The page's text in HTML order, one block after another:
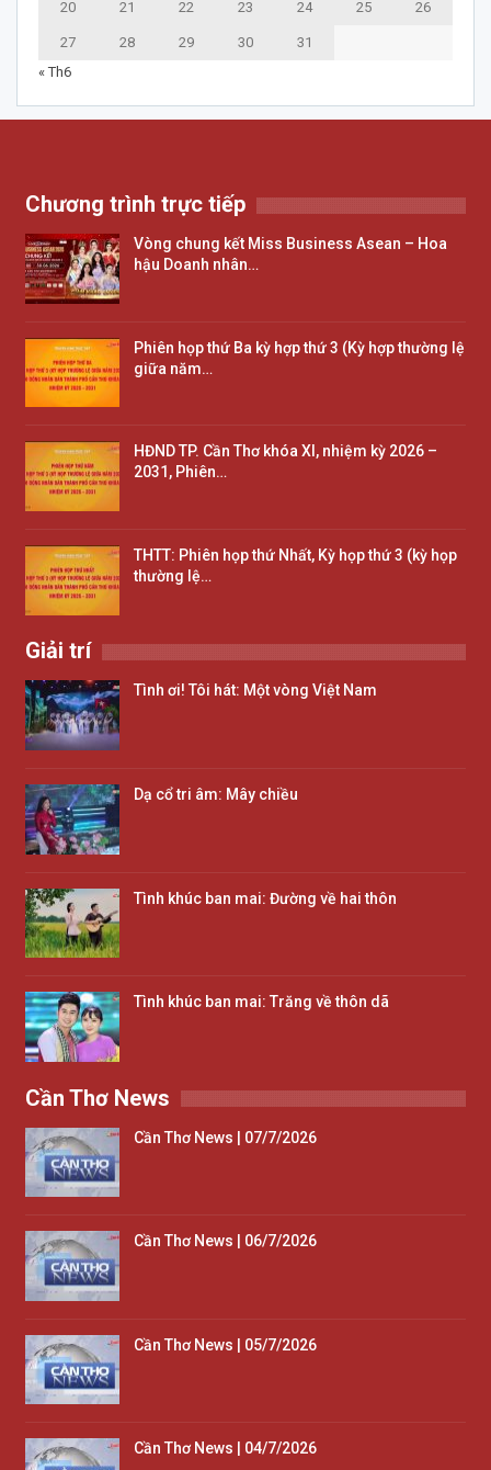
20 21 22 23 24 25 26
27 28 29 30
31
« Th6
Chương trình trực tiếp
Vòng chung kết Miss Business Asean – Hoa
hậu Doanh nhân…
Phiên họp thứ Ba kỳ hợp thứ 3 (Kỳ hợp thường lệ
giữa năm…
HĐND TP. Cần Thơ khóa XI, nhiệm kỳ 2026 –
2031, Phiên…
THTT: Phiên họp thứ Nhất, Kỳ họp thứ 3 (kỳ họp
thường lệ…
Giải trí
Tình ơi! Tôi hát: Một vòng Việt Nam
Dạ cổ tri âm: Mây chiều
Tình khúc ban mai: Đường về hai thôn
Tình khúc ban mai: Trăng về thôn dã
Cần Thơ News
Cần Thơ News | 07/7/2026
Cần Thơ News | 06/7/2026
Cần Thơ News | 05/7/2026
Cần Thơ News | 04/7/2026